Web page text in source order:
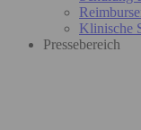
Klinische
Pressebereich